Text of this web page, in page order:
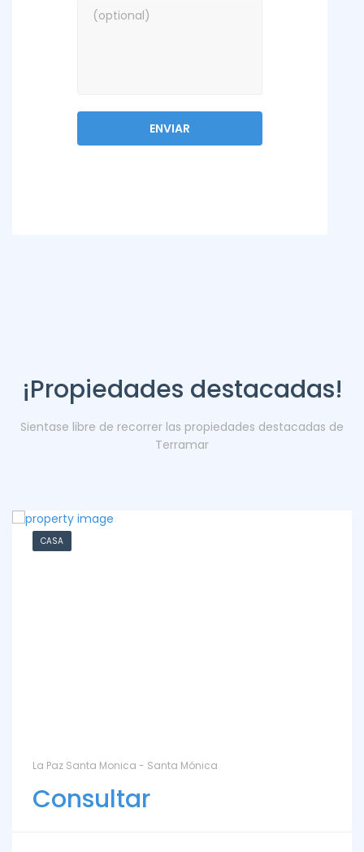
¡Propiedades destacadas!
Sientase libre de recorrer las propiedades destacadas de
Terramar
CASA
La Paz Santa Monica - Santa Mónica
Consultar